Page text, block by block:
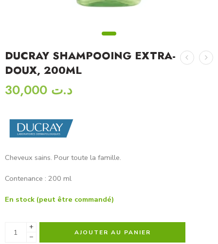
DUCRAY SHAMPOOING EXTRA-
DOUX, 200ML
د.ت
Cheveux sains. Pour toute la famille.
Contenance : 200 ml
En stock (peut être commandé)
+
−
AJOUTER AU PANIER